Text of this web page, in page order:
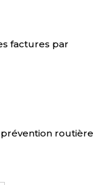
factures par
routière